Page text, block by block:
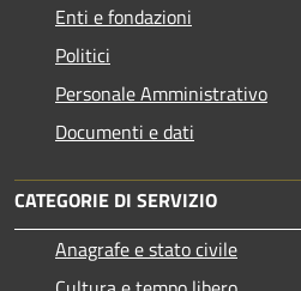
Enti e fondazioni
Politici
Personale Amministrativo
Documenti e dati
CATEGORIE DI SERVIZIO
Anagrafe e stato civile